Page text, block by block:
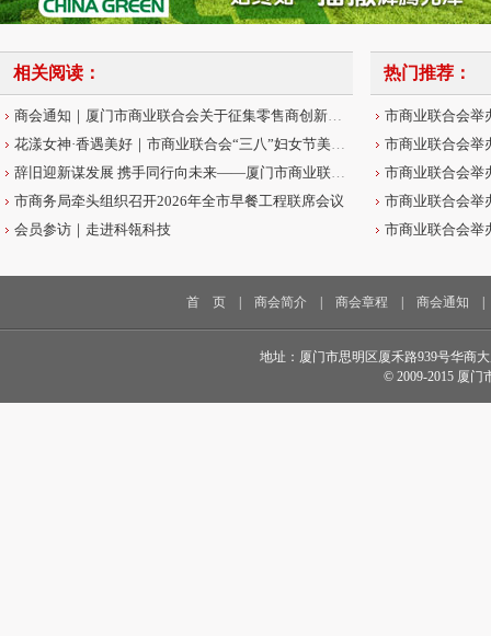
相关阅读：
商会通知｜厦门市商业联合会关于征集零售商创新案例的通知
花漾女神·香遇美好｜市商业联合会“三八”妇女节美学沙龙圆满举办
辞旧迎新谋发展 携手同行向未来——厦门市商业联合会2026年新春贺词
市商务局牵头组织召开2026年全市早餐工程联席会议
会员参访｜走进科瓴科技
热门推荐：
首 页 商会简介 商会章程 商会通知
地址：厦门市思明区厦禾路939号华商大
© 2009-2015 厦